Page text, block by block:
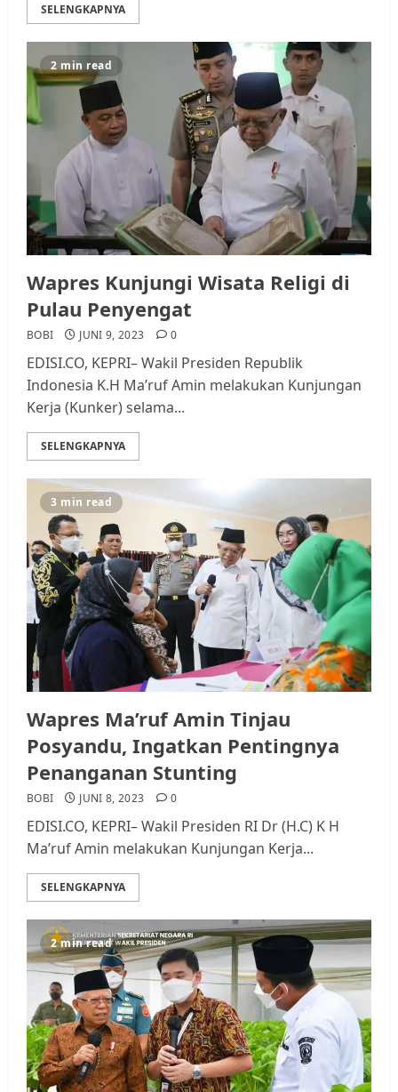
SELENGKAPNYA
2 min read
Wapres Kunjungi Wisata Religi di
Pulau Penyengat
BOBI JUNI 9, 2023 0
EDISI.CO, KEPRI– Wakil Presiden Republik
Indonesia K.H Ma’ruf Amin melakukan Kunjungan
Kerja (Kunker) selama...
SELENGKAPNYA
3 min read
Wapres Ma’ruf Amin Tinjau
Posyandu, Ingatkan Pentingnya
Penanganan Stunting
BOBI JUNI 8, 2023 0
EDISI.CO, KEPRI– Wakil Presiden RI Dr (H.C) K H
Ma’ruf Amin melakukan Kunjungan Kerja...
SELENGKAPNYA
2 min read